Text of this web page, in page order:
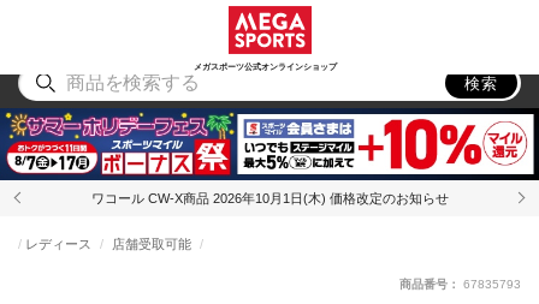
メガスポーツ公式オンラインショップ
アウトドア
検索
ワコール CW-X商品 2026年10月1日(木) 価格改定のお知らせ
レディース 店舗受取可能
商品番号： 67835793